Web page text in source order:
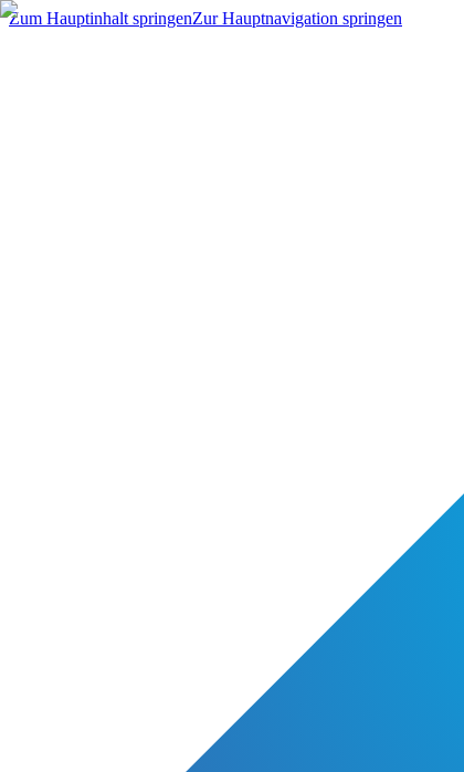
Zum Hauptinhalt springenZur Hauptnavigation springen